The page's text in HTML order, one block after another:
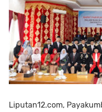
Liputan12.com,